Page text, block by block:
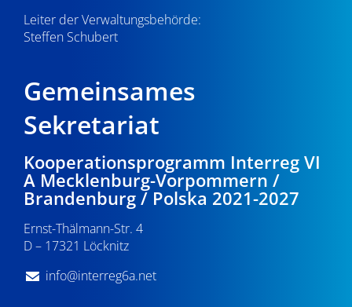
Leiter der Verwaltungsbehörde:
Steffen Schubert
Gemeinsames
Sekretariat
Kooperationsprogramm Interreg VI
A Mecklenburg-Vorpommern /
Brandenburg / Polska 2021-2027
Ernst-Thälmann-Str. 4
D – 17321 Löcknitz
info@interreg6a.net